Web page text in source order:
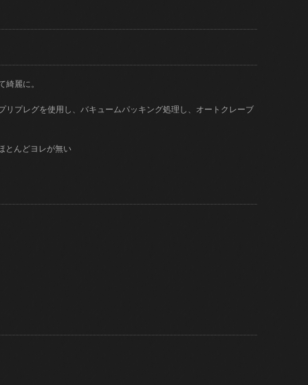
綺麗に。
リプレグを使用し、バキュームパッキング処理し、オートクレーブ
とんどヨレが無い